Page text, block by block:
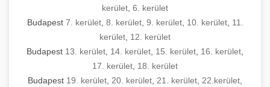
kerület 6. kerület
Budapest 7. kerület, 8. kerület, 9. kerület, 10. kerület, 11.
kerület 12. kerület
Budapest 13. kerület 14. kerület 15. kerület 16. kerület
17. kerület 18. kerület
Budapest 19. kerület 20. kerület 21. kerület 22.kerület